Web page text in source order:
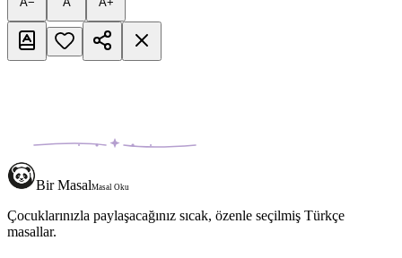
Bir MasalMasal Oku
Çocuklarınızla paylaşacağınız sıcak, özenle seçilmiş Türkçe
masallar.